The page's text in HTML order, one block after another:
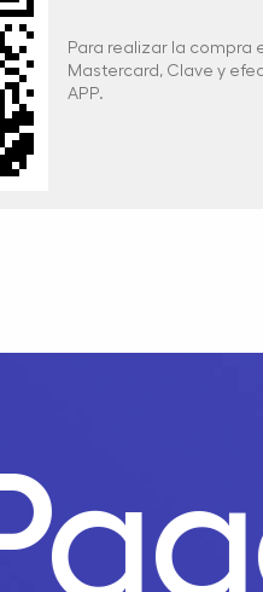
Para realizar la compra
Mastercard, Clave y
APP.